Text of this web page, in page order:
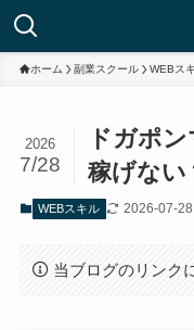
ホーム 副業スクール WEBス
ドガポ
稼げない
2026
7/28
WEBスキル 2026-07-28
当ブログのリンク